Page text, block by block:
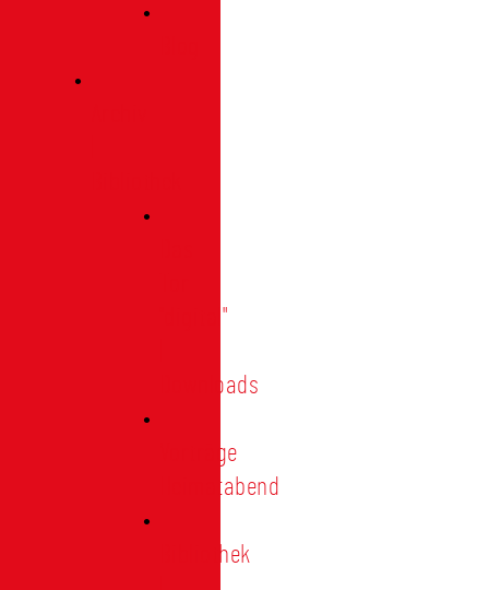
"digital"
Downloads
Vorträge
Heimatabend
Bibliothek